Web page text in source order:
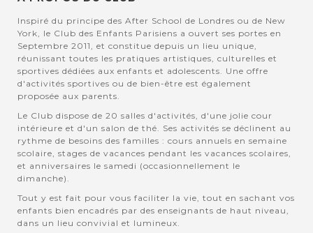
Inspiré du principe des After School de Londres ou de New
York, le Club des Enfants Parisiens a ouvert ses portes en
Septembre 2011, et constitue depuis un lieu unique,
réunissant toutes les pratiques artistiques, culturelles et
sportives dédiées aux enfants et adolescents. Une offre
d'activités sportives ou de bien-être est également
proposée aux parents.
Le Club dispose de 20 salles d'activités, d'une jolie cour
intérieure et d'un salon de thé. Ses activités se déclinent au
rythme de besoins des familles : cours annuels en semaine
scolaire, stages de vacances pendant les vacances scolaires,
et anniversaires le samedi (occasionnellement le
dimanche).
Tout y est fait pour vous faciliter la vie, tout en sachant vos
enfants bien encadrés par des enseignants de haut niveau,
dans un lieu convivial et lumineux.